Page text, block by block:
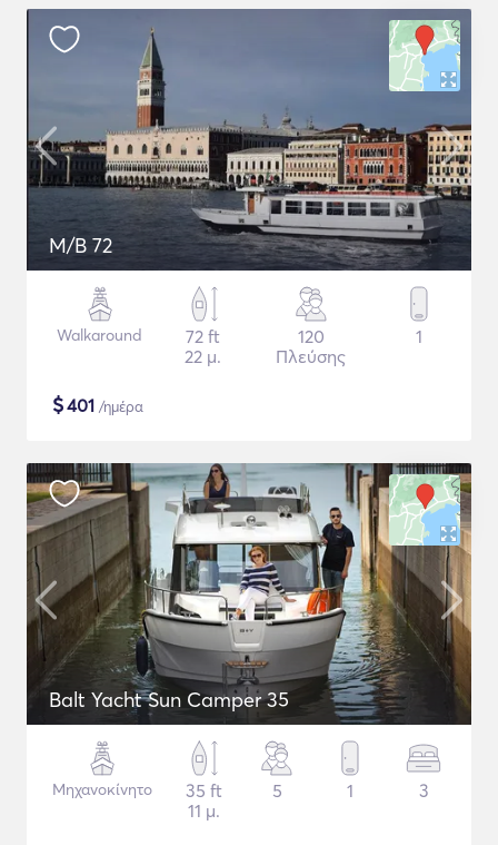
M/B 72
Walkaround
72 ft
22 μ.
120
Πλεύσης
1
$401 /ημέρα
Balt Yacht Sun Camper 35
Μηχανοκίνητο
35 ft
11 μ.
5 1 3